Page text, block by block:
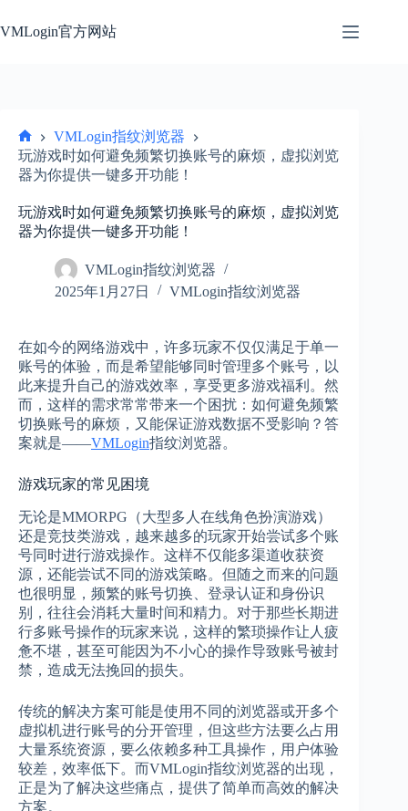
过
VMLogin官方网站
首
页
VMLogin指纹浏览器
玩游戏时如何避免频繁切换账号的麻烦，虚拟浏览
器为你提供一键多开功能！
玩游戏时如何避免频繁切换账号的麻烦，虚拟浏览
器为你提供一键多开功能！
VMLogin指纹浏览器
2025年1月27日
VMLogin指纹浏览器
在如今的网络游戏中，许多玩家不仅仅满足于单一
账号的体验，而是希望能够同时管理多个账号，以
此来提升自己的游戏效率，享受更多游戏福利。然
而，这样的需求常常带来一个困扰：如何避免频繁
切换账号的麻烦，又能保证游戏数据不受影响？答
案就是——VMLogin指纹浏览器。
游戏玩家的常见困境
无论是MMORPG（大型多人在线角色扮演游戏）
还是竞技类游戏，越来越多的玩家开始尝试多个账
号同时进行游戏操作。这样不仅能多渠道收获资
源，还能尝试不同的游戏策略。但随之而来的问题
也很明显，频繁的账号切换、登录认证和身份识
别，往往会消耗大量时间和精力。对于那些长期进
行多账号操作的玩家来说，这样的繁琐操作让人疲
惫不堪，甚至可能因为不小心的操作导致账号被封
禁，造成无法挽回的损失。
传统的解决方案可能是使用不同的浏览器或开多个
虚拟机进行账号的分开管理，但这些方法要么占用
大量系统资源，要么依赖多种工具操作，用户体验
较差，效率低下。而VMLogin指纹浏览器的出现，
正是为了解决这些痛点，提供了简单而高效的解决
方案。